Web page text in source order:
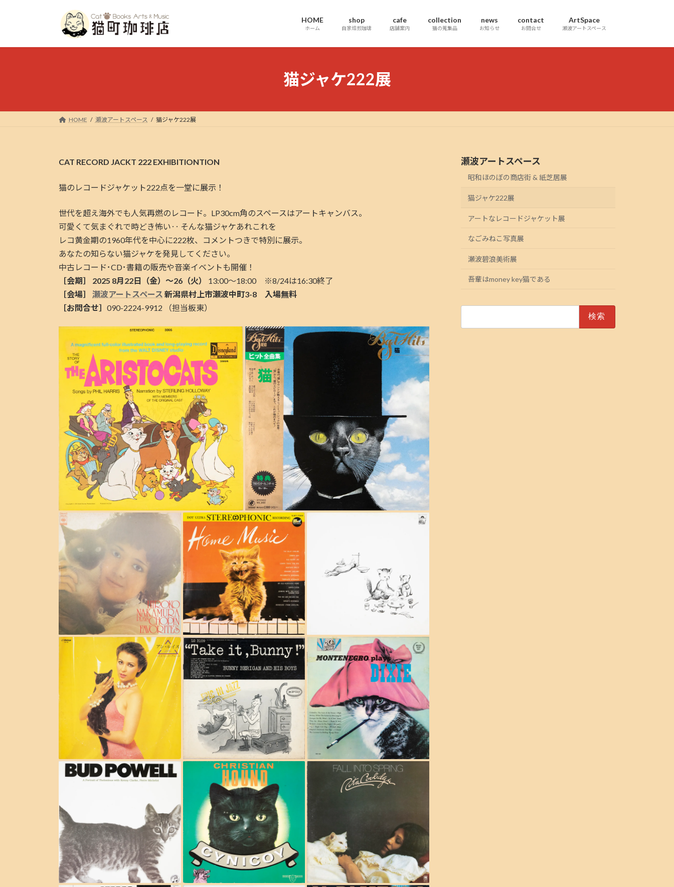
プ
動
HOME
ホーム
shop
自家焙煎珈琲
cafe
店舗案内
collection
猫の蒐集品
news
お知らせ
contact
お問合せ
ArtSpace
瀬波アートスペース
猫ジャケ222展
HOME 瀬波アートスペース 猫ジャケ222展
CAT RECORD JACKT 222 EXHIBITIONTION
猫のレコードジャケット222点を一堂に展示！
世代を超え海外でも人気再燃のレコード。LP30cm角のスペースはアートキャンバス。
可愛くて気まぐれで時どき怖い‥ そんな猫ジャケあれこれを
レコ黄金期の1960年代を中心に222枚、コメントつきで特別に展示。
あなたの知らない猫ジャケを発見してください。
中古レコード･CD･書籍の販売や音楽イベントも開催！
［会期］ 2025 8月22日（金）〜26（火）
13:00〜18:00 ※8/24は16:30終了
［会場］ 瀬波アートスペース 新潟県村上市瀬波中町3-8 入場無料
［お問合せ］ 090-2224-9912 （担当板東）
瀬波アートスペース
昭和ほのぼの商店街 & 紙芝居展
猫ジャケ222展
アートなレコードジャケット展
なごみねこ写真展
瀬波碧浪美術展
吾輩はmoney key猫である